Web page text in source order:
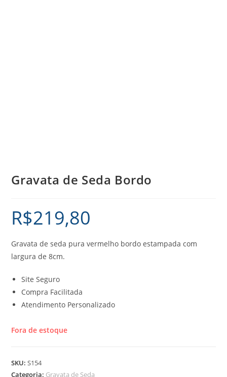
Gravata de Seda Bordo
R$219,80
Gravata de seda pura vermelho bordo estampada com
largura de 8cm.
Site Seguro
Compra Facilitada
Atendimento Personalizado
Fora de estoque
SKU:S154
Categoria: Gravata de Seda